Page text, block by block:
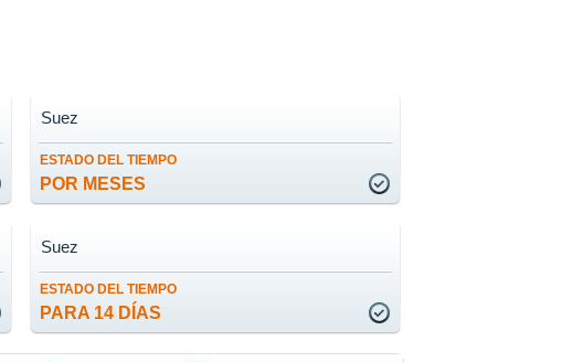
ESTADO DEL TIEMPO
POR MESES
Suez
ESTADO DEL TIEMPO
PARA 14 DÍAS
Suez